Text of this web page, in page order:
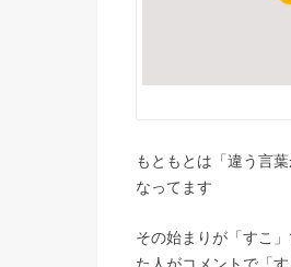
もともとは「違う言
なってます
その始まりが「すこ